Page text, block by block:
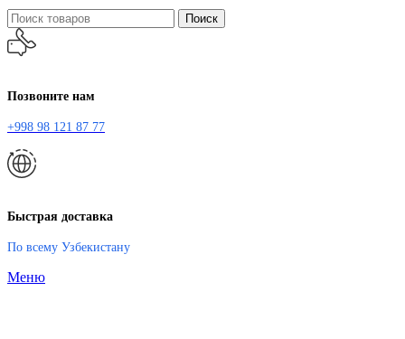
Поиск
Позвоните нам
+998 98 121 87 77
Быстрая доставка
По всему Узбекистану
Меню